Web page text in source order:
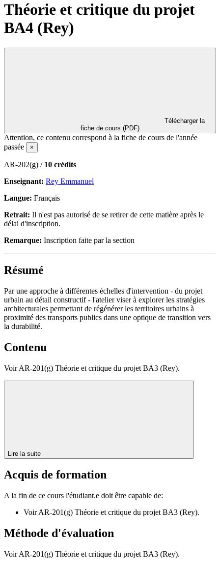
Théorie et critique du projet
BA4 (Rey)
fiche de cours (PDF)
Attention, ce contenu correspond à la fiche de cours de l'année
passée
×
AR-202(g) / 10 crédits
Enseignant: Rey Emmanuel
Langue: Français
Retrait: Il n'est pas autorisé de se retirer de cette matière après le
délai d'inscription.
Remarque: Inscription faite par la section
Résumé
Par une approche à différentes échelles d'intervention - du projet
urbain au détail constructif - l'atelier viser à explorer les stratégies
architecturales permettant de régénérer les territoires urbains à
proximité des transports publics dans une optique de transition vers
la durabilité.
Contenu
Voir AR-201(g) Théorie et critique du projet BA3 (Rey).
Lire la suite
Acquis de formation
A la fin de ce cours l'étudiant.e doit être capable de:
Voir AR-201(g) Théorie et critique du projet BA3 (Rey).
Méthode d'évaluation
Voir AR-201(g) Théorie et critique du projet BA3 (Rey).